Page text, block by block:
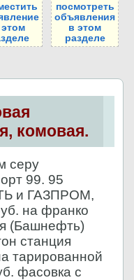
этом
посмотреть
объявления
в этом
разделе
комовая.
серу
99. 95
и ГАЗПРОМ,
на франко
(Башнефть)
станция
тарированной
фасовка с